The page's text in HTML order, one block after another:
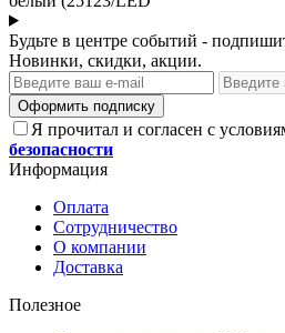
Будьте в центре событий -
Новинки, скидки, акции.
Оформить подписку
Я прочитал и согласен с
безопасности
Информация
Оплата
Сотрудничество
О компании
Доставка
Полезное